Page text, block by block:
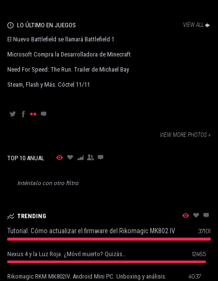
LO ÚLTIMO EN JUEGOS VIEW ALL
El Nuevo Battlefield se llamará Battlefield 1
Microsoft Compra la Desarrolladora de Minecraft
Need For Speed: The Run. Trailer de Michael Bay
Steam, Flash y Más. Cóctel 11/11
VIEW MORE PHOTOS »
TOP 10 ANUAL
Inténtalo con otro filtro
TRENDING
Tutorial: Cómo actualizar el firmware del Rikomagic MK802 IV 37101
Nexus 4 y la Luz Roja. ¿Móvil muerto? Quizás… 12465
Rikomagic RKM MK802IV. Android Mini PC. Unboxing y análisis. 4037